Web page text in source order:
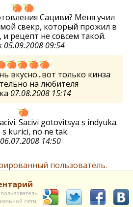
Сациви? Меня учил
свекр, который прожил в
и рецепт не совсем такой.
05.09.2008 09:54
вкусно...вот только кинза
на любителя
07.08.2008 15:14
Sacivi gotovitsya s indyuka.
s kurici, no ne tak.
06.07.2008 14:50
пользователь.
сети